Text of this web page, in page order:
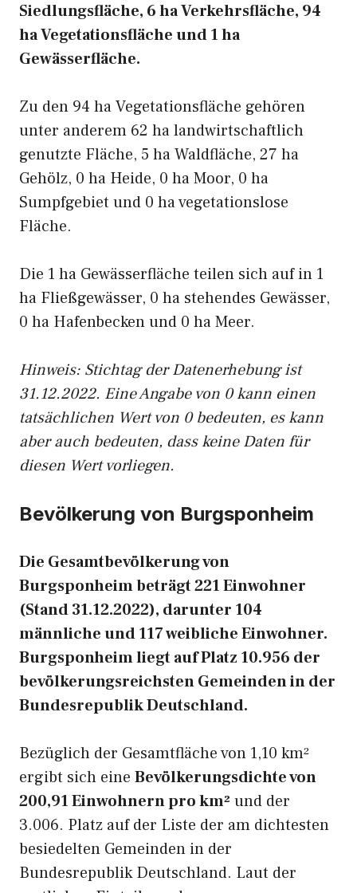
Siedlungsfläche, 6 ha Verkehrsfläche, 94
ha Vegetationsfläche und 1 ha
Gewässerfläche.
Zu den 94 ha Vegetationsfläche gehören
unter anderem 62 ha landwirtschaftlich
genutzte Fläche, 5 ha Waldfläche, 27 ha
Gehölz, 0 ha Heide, 0 ha Moor, 0 ha
Sumpfgebiet und 0 ha vegetationslose
Fläche.
Die 1 ha Gewässerfläche teilen sich auf in 1
ha Fließgewässer, 0 ha stehendes Gewässer,
0 ha Hafenbecken und 0 ha Meer.
Hinweis: Stichtag der Datenerhebung ist
31.12.2022. Eine Angabe von 0 kann einen
tatsächlichen Wert von 0 bedeuten, es kann
aber auch bedeuten, dass keine Daten für
diesen Wert vorliegen.
Bevölkerung von Burgsponheim
Die Gesamtbevölkerung von
Burgsponheim beträgt 221 Einwohner
(Stand 31.12.2022), darunter 104
männliche und 117 weibliche Einwohner.
Burgsponheim liegt auf Platz 10.956 der
bevölkerungsreichsten Gemeinden in der
Bundesrepublik Deutschland.
Bezüglich der Gesamtfläche von 1,10 km²
ergibt sich eine Bevölkerungsdichte von
200,91 Einwohnern pro km² und der
3.006. Platz auf der Liste der am dichtesten
besiedelten Gemeinden in der
Bundesrepublik Deutschland. Laut der